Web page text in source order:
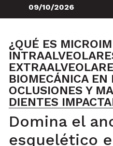
09/10/2026
¿QUÉ ES
BIOMECÁNICA EN
OCLUSIONES Y
DIENTES
Domina el
esquelético